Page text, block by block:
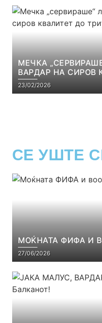
МЕЧКА
ВАРДАР НА СИРОВ
ВО АВТОКОМАНДА
23/02/2026
СЕ УШТЕ
МОЌНАТА ФИФА И
27/06/2026